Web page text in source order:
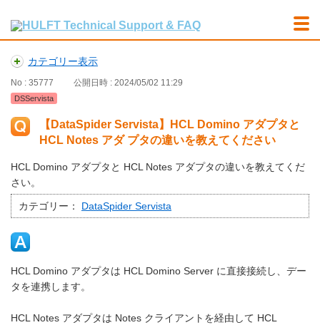
カテゴリー表示
No : 35777 公開日時 : 2024/05/02 11:29
DSServista
【DataSpider Servista】HCL Domino アダプタと
HCL Notes アダ プタの違いを教えてください
HCL Domino アダプタと HCL Notes アダプタの違いを教えてくだ
さい。
カテゴリー： DataSpider Servista
HCL Domino アダプタは HCL Domino Server に直接接続し、デー
タを連携します。
HCL Notes アダプタは Notes クライアントを経由して HCL